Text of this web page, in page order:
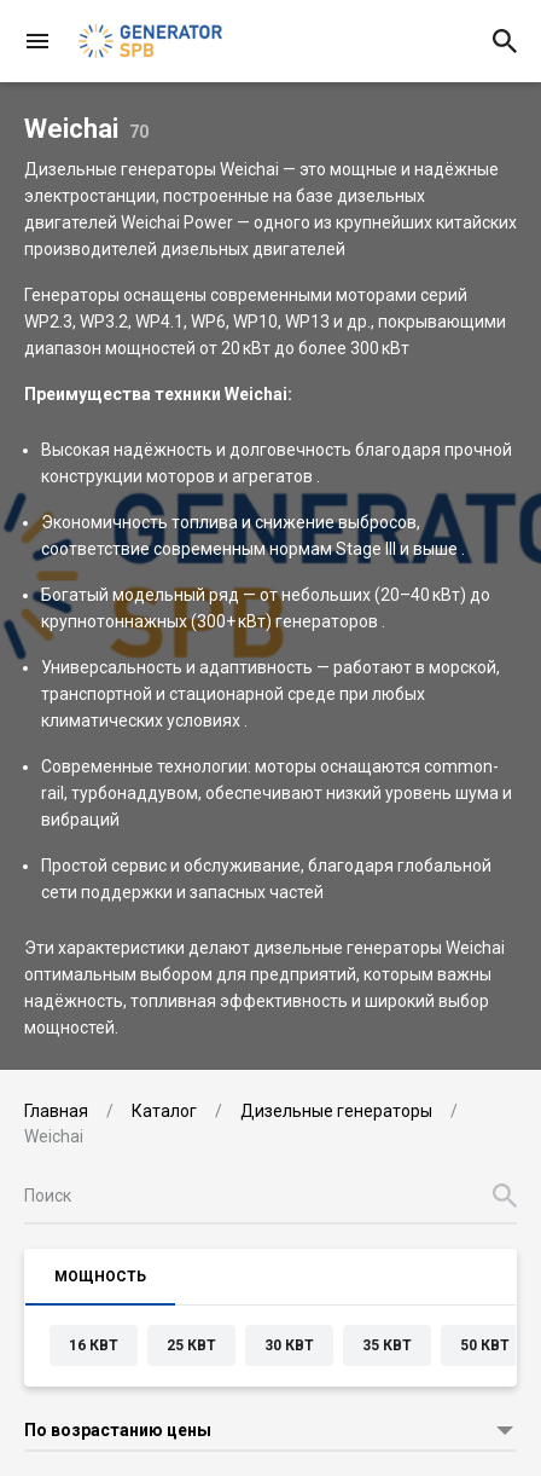
Weichai
70
Дизельные генераторы Weichai — это мощные и надёжные
электростанции, построенные на базе дизельных
двигателей Weichai Power — одного из крупнейших китайских
производителей дизельных двигателей
Генераторы оснащены современными моторами серий
WP2.3, WP3.2, WP4.1, WP6, WP10, WP13 и др., покрывающими
диапазон мощностей от 20 кВт до более 300 кВт
Преимущества техники Weichai:
Высокая надёжность и долговечность благодаря прочной
конструкции моторов и агрегатов .
Экономичность топлива и снижение выбросов,
соответствие современным нормам Stage III и выше .
Богатый модельный ряд — от небольших (20–40 кВт) до
крупнотоннажных (300+ кВт) генераторов .
Универсальность и адаптивность — работают в морской,
транспортной и стационарной среде при любых
климатических условиях .
Современные технологии: моторы оснащаются common-
rail, турбонаддувом, обеспечивают низкий уровень шума и
вибраций
Простой сервис и обслуживание, благодаря глобальной
сети поддержки и запасных частей
Эти характеристики делают дизельные генераторы Weichai
оптимальным выбором для предприятий, которым важны
надёжность, топливная эффективность и широкий выбор
мощностей.
Главная Каталог
Дизельные генераторы
Weichai
МОЩНОСТЬ
16 КВТ 25 КВТ 30 КВТ 35 КВТ 50 КВТ
По возрастанию цены